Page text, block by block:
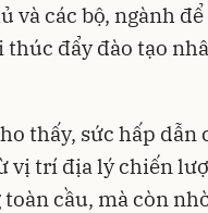
và các bộ, ngành
thúc đẩy đào tạo
thấy, sức hấp dẫn
vị trí địa lý chiến
cầu, mà còn